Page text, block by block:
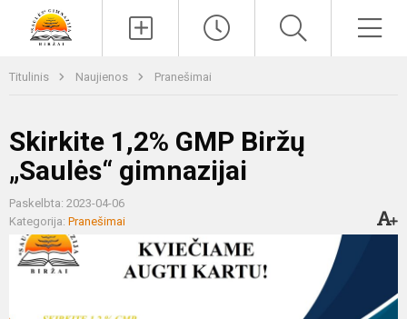
Titulinis Naujienos Pranešimai
Skirkite 1,2% GMP Biržų
„Saulės“ gimnazijai
Paskelbta: 2023-04-06
Kategorija: Pranešimai